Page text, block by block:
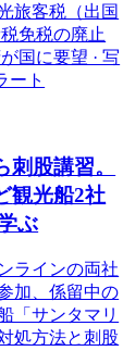
旅客税（出国
免税の廃止
国に要望 · 写
ート
股講習。
観光船2社
ぶ
ラインの両社
加、係留中の
「サンタマリ
処方法と刺股